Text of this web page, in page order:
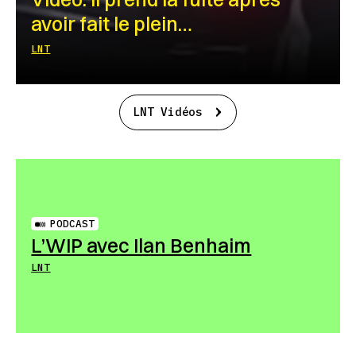
avoir fait le plein…
LNT
LNT Vidéos
PODCAST
L’WIP avec Ilan Benhaim
LNT